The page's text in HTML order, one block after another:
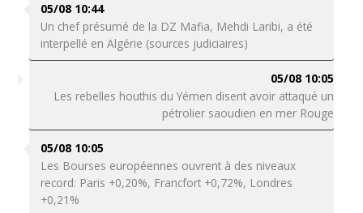
05/08 10:44
Un chef présumé de la DZ Mafia, Mehdi Laribi, a été
interpellé en Algérie (sources judiciaires)
05/08 10:05
Les rebelles houthis du Yémen disent avoir attaqué un
pétrolier saoudien en mer Rouge
05/08 10:05
Les Bourses européennes ouvrent à des niveaux
record: Paris +0,20%, Francfort +0,72%, Londres
+0,21%